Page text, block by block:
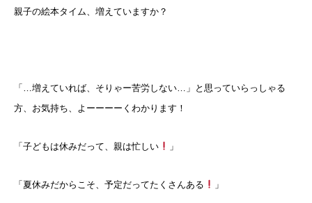
親子の絵本タイム、増えていますか？
「…増えていれば、そりゃー苦労しない…」と思っていらっしゃる
方、お気持ち、よーーーーくわかります！
「子どもは休みだって、親は忙しい 」
「夏休みだからこそ、予定だってたくさんある 」